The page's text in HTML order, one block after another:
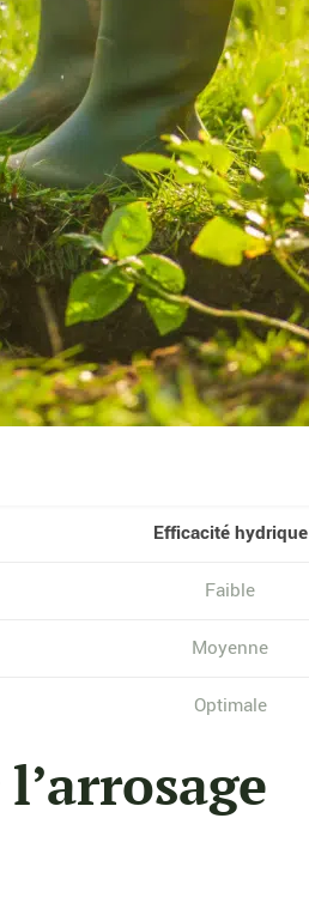
Efficacité hydrique
Faible
Moyenne
Optimale